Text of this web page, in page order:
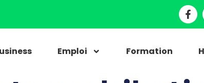
Emploi Formation